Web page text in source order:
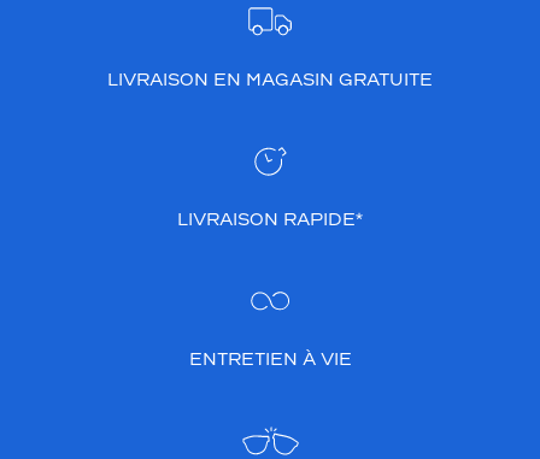
LIVRAISON EN MAGASIN GRATUITE
LIVRAISON RAPIDE*
ENTRETIEN À VIE